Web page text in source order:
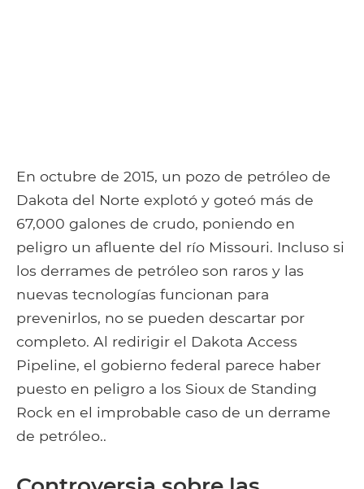
En octubre de 2015, un pozo de petróleo de
Dakota del Norte explotó y goteó más de
67,000 galones de crudo, poniendo en
peligro un afluente del río Missouri. Incluso si
los derrames de petróleo son raros y las
nuevas tecnologías funcionan para
prevenirlos, no se pueden descartar por
completo. Al redirigir el Dakota Access
Pipeline, el gobierno federal parece haber
puesto en peligro a los Sioux de Standing
Rock en el improbable caso de un derrame
de petróleo..